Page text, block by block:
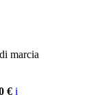
marcia
€ i